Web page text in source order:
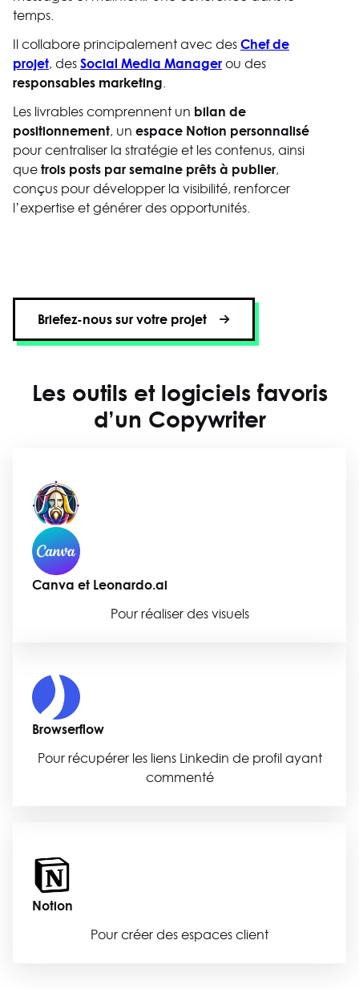
temps.
Il collabore principalement avec desChef de
projet, desSocial Media Managerou des
responsables marketing.
Les livrables comprennent un bilan de
positionnement, un espace Notion personnalisé
pour centraliser la stratégie et les contenus, ainsi
quetrois posts par semaine prêts à publier,
conçus pour développer la visibilité, renforcer
l’expertise et générer des opportunités.
Briefez-nous sur votre projet
Les outils et logiciels favoris
d’un Copywriter
Canva et Leonardo.ai
Pour réaliser des visuels
Browserflow
Pour récupérer les liens Linkedin de profil ayant
commenté
Notion
Pour créer des espaces client